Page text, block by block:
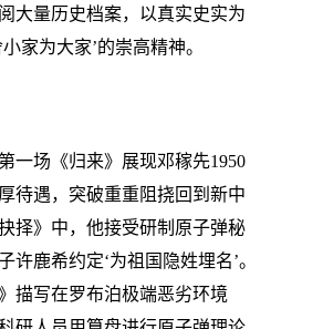
大量历史档案，以真实史实为
家为大家’的崇高精神。
一场《归来》展现邓稼先1950
待遇，突破重重阻挠回到新中
择》中，他接受研制原子弹秘
许鹿希约定‘为祖国隐姓埋名’。
描写在罗布泊极端恶劣环境